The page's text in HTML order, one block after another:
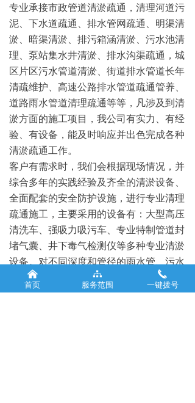
专业承接市政管道清淤疏通，清理河道污
泥、下水道疏通、排水管网疏通、明渠清
淤、暗渠清淤、排污箱涵清淤、污水池清
理、泵站集水井清淤、排水沟渠疏通，城
区片区污水管道清淤、街道排水管道长年
清疏维护、高速公路排水管道疏通管养、
道路雨水管道清理疏通等等，凡涉及到清
淤方面的施工项目，我公司有实力、有经
验、有设备，能及时响应并出色完成各种
清淤疏通工作。
客户有需求时，我们会根据现场情况，并
综合多年的实践经验及齐全的清淤设备、
全面配套的安全防护设施，进行专业清理
疏通施工，主要采用的设备有：大型高压
清洗车、强吸力吸污车、专业特制管道封
堵气囊、井下毒气检测仪等多种专业清淤
设备。对不同深度和管径的雨水管、污水
管、明渠、暗渠内的情况进行分析，总结
多种清淤疏通方案，施工组合，将以现场
낀
首页
뀒
服务范围
끅
一键拨号